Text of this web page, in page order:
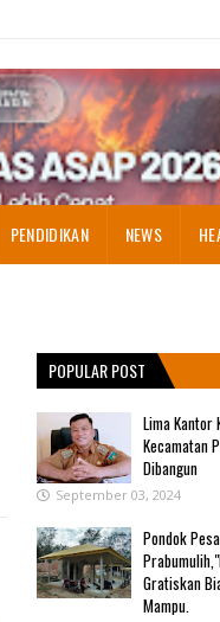
PENDIDIKAN NEWS
POPULAR POST
Lima Kantor
Kecamatan
Dibangun
September 03, 2024
Pondok
Gratiskan
Mampu.